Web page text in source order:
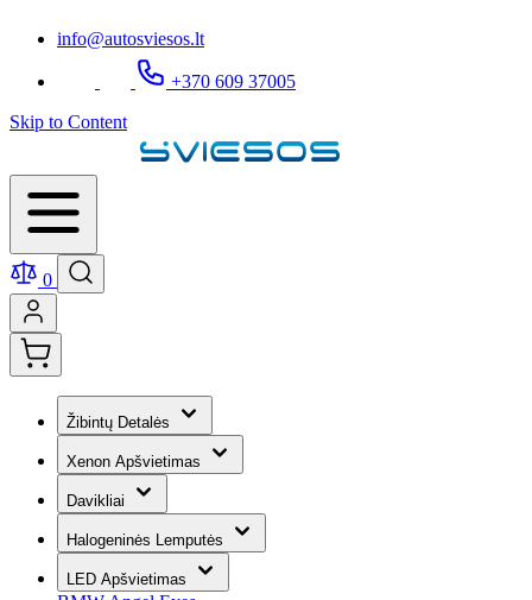
info@autosviesos.lt
+370 609 37005
Skip to Content
0
Žibintų Detalės
Xenon Apšvietimas
Davikliai
Halogeninės Lemputės
LED Apšvietimas